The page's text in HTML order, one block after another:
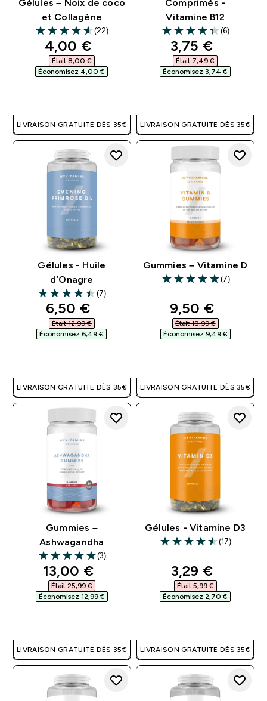
Gélules – Noix de coco
et Collagène
4.64 out of 5 stars
(22)
discounted price
4,00 €‎
Était 8,00 €‎
Économisez 4,00 €‎
LIVRAISON GRATUITE DÈS 35€
Comprimés -
Vitamine B12
4.33 out of 5 stars
(6)
discounted
3,75 €‎
Était 7,49 €‎
Économisez 3,74 €‎
LIVRAISON GRATUITE DÈS 35€
Gélules - Huile
d’Onagre
4.43 out of 5 stars
(7)
discounted price
6,50 €‎
Était 12,99 €‎
Économisez 6,49 €‎
LIVRAISON GRATUITE DÈS 35€
Gummies – Vitamine D
5 out of 5 stars
(7)
discounted
9,50 €‎
Était 18,99 €‎
Économisez 9,49 €‎
LIVRAISON GRATUITE DÈS 35€
Gummies –
Ashwagandha
5 out of 5 stars
(3)
discounted price
13,00 €‎
Était 25,99 €‎
Économisez 12,99 €‎
LIVRAISON GRATUITE DÈS 35€
Gélules - Vitamine D3
4.59 out of 5 stars
(17)
discounted
3,29 €‎
Était 5,99 €‎
Économisez 2,70 €‎
LIVRAISON GRATUITE DÈS 35€